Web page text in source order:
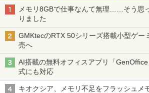
5
マラソン限定15%割
世代 Core i7 DVDド
スペース 8/16GB
ビジネス PC Wi-
法人 テレワーク す
￥52,800
5
【エントリーで最大
8/11まで】 ASUS｜
D(1920×1080) /ワイ
メモリ8GBで仕事なんて無理……そう思
りました
GMKtecのRTX 50シリーズ搭載小型ゲー
売へ
AI搭載の無料オフィスアプリ「
式にも対応
キオクシア、メモリ不足をフラッシュメ